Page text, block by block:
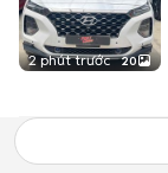
2 phút trước 20